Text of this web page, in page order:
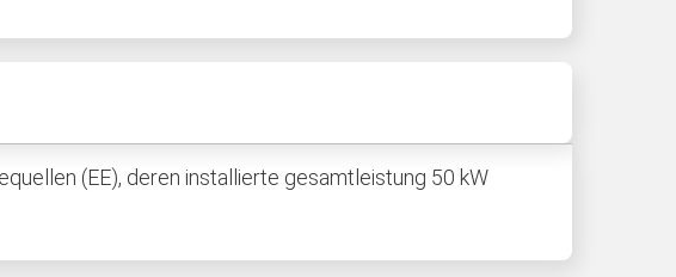
(EE), deren installierte gesamtleistung 50 kW